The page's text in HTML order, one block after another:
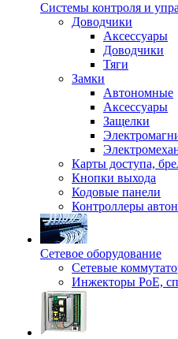
Системы контроля и
Доводчики
Аксессуары
Доводчики
Тяги
Замки
Автономные
Аксессуары
Защелки
Карты доступа,
Кнопки выхода
Кодовые панели
Контроллеры
Сетевое оборудование
Сетевые
Инжекторы РоЕ,